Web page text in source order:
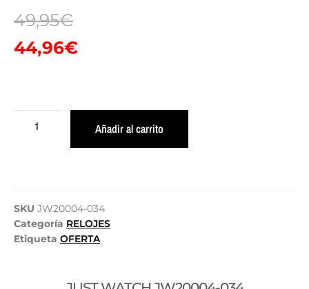
49,95€
44,96€
Añadir al carrito
SKU JW20004-034
Categoría RELOJES
Etiqueta OFERTA